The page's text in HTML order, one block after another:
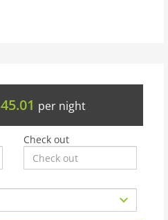
45.01 per night
Check out